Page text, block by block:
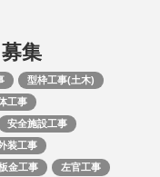
集
型枠工事(土木)
工事
安全施設工事
装工事
金工事
左官工事